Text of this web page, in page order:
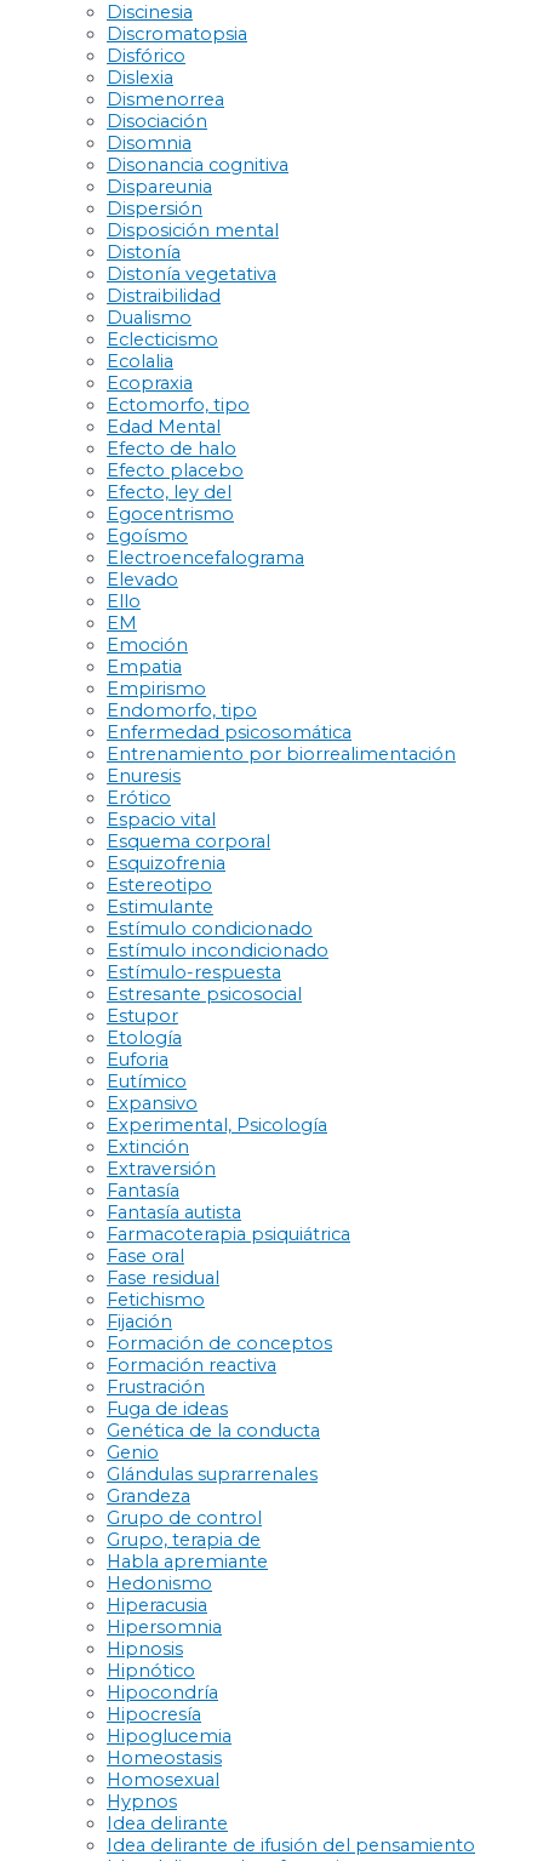
Discinesia
Discromatopsia
Disfórico
Dislexia
Dismenorrea
Disociación
Disomnia
Disonancia cognitiva
Dispareunia
Dispersión
Disposición mental
Distonía
Distonía vegetativa
Distraibilidad
Dualismo
Eclecticismo
Ecolalia
Ecopraxia
Ectomorfo, tipo
Edad Mental
Efecto de halo
Efecto placebo
Efecto, ley del
Egocentrismo
Egoísmo
Electroencefalograma
Elevado
Ello
EM
Emoción
Empatia
Empirismo
Endomorfo, tipo
Enfermedad psicosomática
Entrenamiento por biorrealimentación
Enuresis
Erótico
Espacio vital
Esquema corporal
Esquizofrenia
Estereotipo
Estimulante
Estímulo condicionado
Estímulo incondicionado
Estímulo-respuesta
Estresante psicosocial
Estupor
Etología
Euforia
Eutímico
Expansivo
Experimental, Psicología
Extinción
Extraversión
Fantasía
Fantasía autista
Farmacoterapia psiquiátrica
Fase oral
Fase residual
Fetichismo
Fijación
Formación de conceptos
Formación reactiva
Frustración
Fuga de ideas
Genética de la conducta
Genio
Glándulas suprarrenales
Grandeza
Grupo de control
Grupo, terapia de
Habla apremiante
Hedonismo
Hiperacusia
Hipersomnia
Hipnosis
Hipnótico
Hipocondría
Hipocresía
Hipoglucemia
Homeostasis
Homosexual
Hypnos
Idea delirante
Idea delirante de ifusión del pensamiento